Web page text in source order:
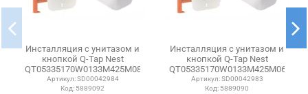
Инсталляция с унитазом и
кнопкой Q-Tap Nest
QT05335170W0133M425M08381CRM
3 в 1, 3/8 л
Артикул: SD00042984
Код: 5889092
Инсталляция с унитазом и
кнопкой Q-Tap Nest
3 в 1, 3/8 л
Артикул: SD00042983
Код: 5889090